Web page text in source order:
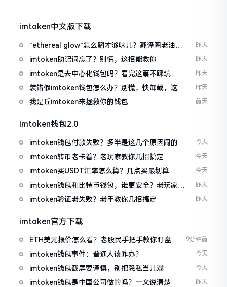
imtoken中文版下载
“ethereal glow”怎么翻才够味儿？翻译圈老油条
的私房话
昨天
imtoken助记词忘了？别慌，这招能救你 昨天
imtoken是去中心化钱包吗？看完这篇不踩坑 昨天
装错假imtoken钱包怎么办？别慌，快卸载，这几
招能救急
昨天
我是丘imtoken来拯救你的钱包 前天
imtoken钱包2.0
imtoken钱包付款失败？多半是这几个原因闹的 今天
imtoken转币老卡着？老玩家教你几招搞定 今天
imtoken买USDT汇率怎么算？几点买最划算 今天
imtoken钱包和比特币钱包，谁更安全？老玩家来
聊聊
昨天
imtoken验证老失败？老手教你几招搞定 昨天
imtoken官方下载
ETH美元报价怎么看？老股民手把手教你盯盘 9分钟前
imtoken钱包事件：普通人该咋办？ 今天
imtoken钱包截屏要谨慎，别把隐私当儿戏 今天
imtoken钱包是中国公司做的吗？一文说清楚 昨天